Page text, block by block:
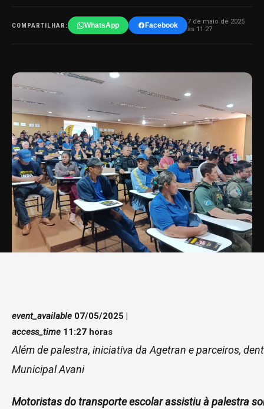
COMPARTILHAR: WhatsApp Facebook
7 de maio de 2025
às 11:27
event_available 07/05/2025 |
access_time 11:27 horas
Além de palestra, iniciativa da Agetran e parceiros,
Municipal Avani
Motoristas do transporte escolar assistiu à palestra